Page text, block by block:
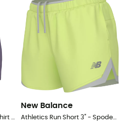
Athletics Long Sleeve - T-shirt meski
New Balance
Athletics Run Short 3" - Spodenki do biegania damskie